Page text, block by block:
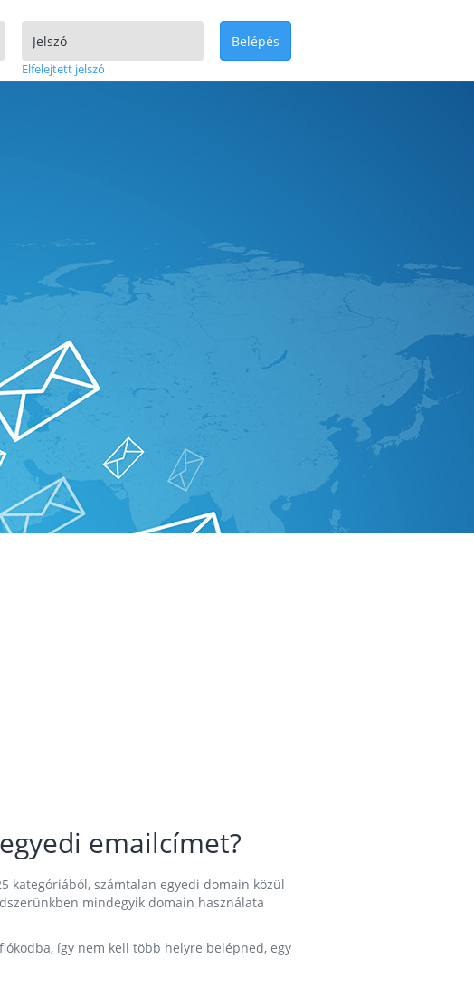
Elfelejtett jelszó
Belépés
emailcímet?
kategóriából, számtalan egyedi domain közül
mindegyik domain használata
így nem kell több helyre belépned, egy